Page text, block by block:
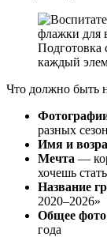
Подготовка
каждый
Что должно быть
разных
Имя и
Мечта —
хочешь
Название
2020–2026»
Общее
года